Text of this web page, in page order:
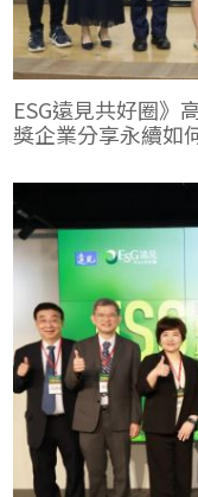
ESG遠見共好圈》
獎企業分享永續如